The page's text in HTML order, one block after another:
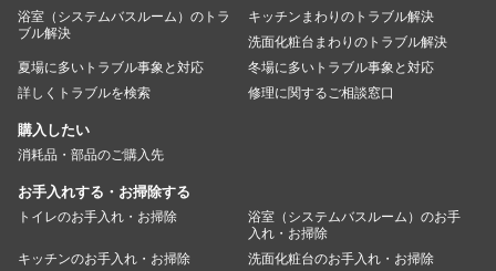
浴室（システムバスルーム）のトラ
ブル解決
キッチンまわりのトラブル解決
洗面化粧台まわりのトラブル解決
夏場に多いトラブル事象と対応
冬場に多いトラブル事象と対応
詳しくトラブルを検索
修理に関するご相談窓口
購入したい
消耗品・部品のご購入先
お手入れする・お掃除する
トイレのお手入れ・お掃除
浴室（システムバスルーム）のお手
入れ・お掃除
キッチンのお手入れ・お掃除
洗面化粧台のお手入れ・お掃除